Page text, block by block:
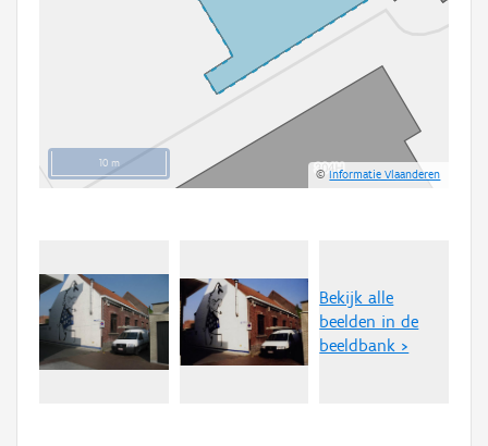
10 m
©Informatie Vlaanderen
Bekijk alle
beelden in de
beeldbank >